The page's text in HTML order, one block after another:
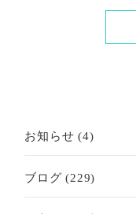
お知らせ (4)
ブログ (229)